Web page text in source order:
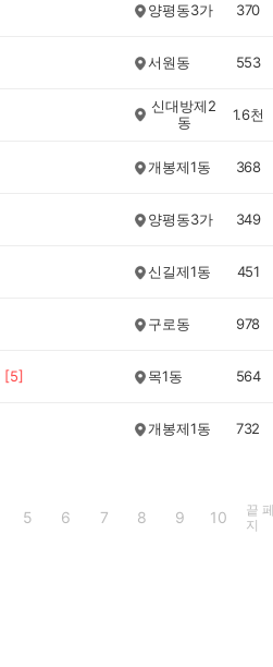
양평동3가 370
서원동 553
신대방제2
동
1.6천
개봉제1동 368
양평동3가 349
신길제1동 451
구로동 978
[5] 목1동 564
개봉제1동 732
5 6 7 8 9 10
끝
지